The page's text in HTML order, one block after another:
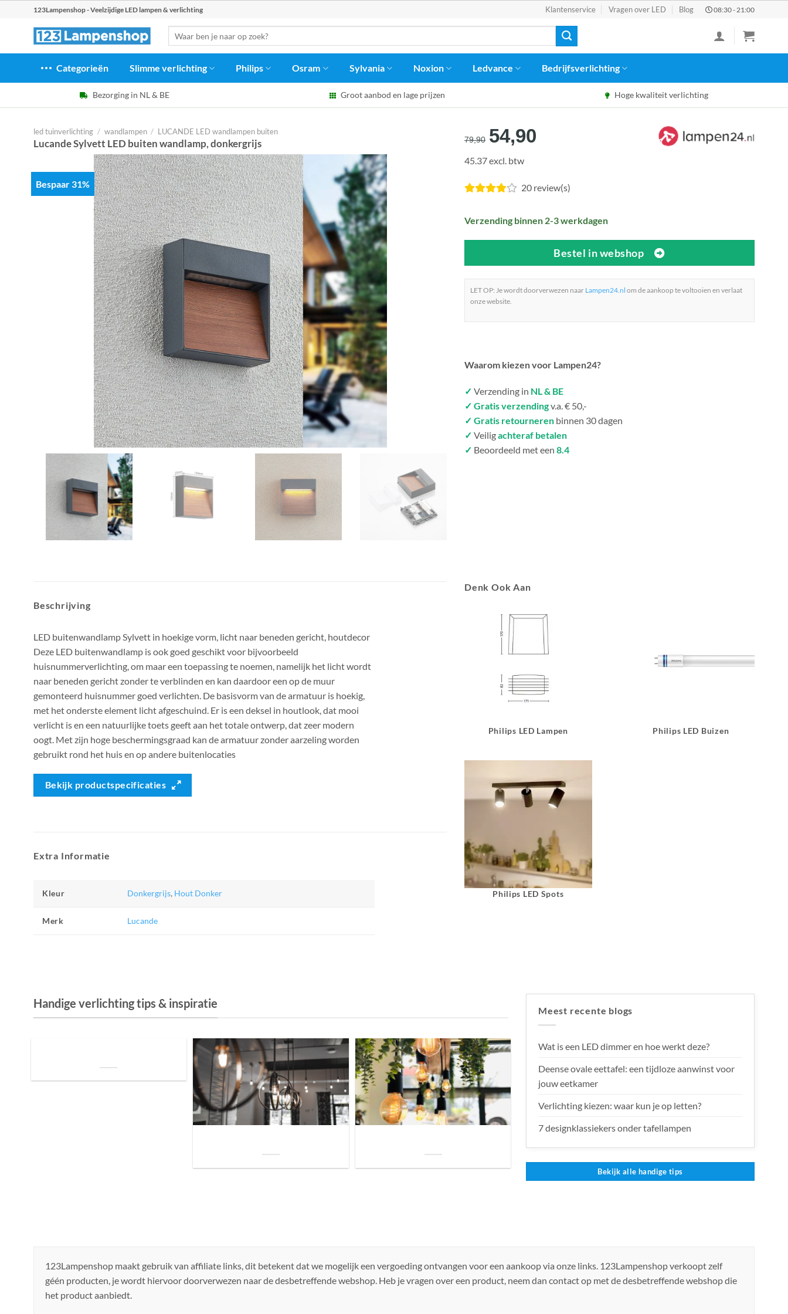
123Lampenshop - Veelzijdige LED lampen & verlichting Klantenservice Vragen over LED Blog 08:30 - 21:00
naar:
Categorieën Slimme verlichting Philips Osram Sylvania Noxion Ledvance Bedrijfsverlichting
Bezorging in NL & BE Groot aanbod en lage prijzen Hoge kwaliteit verlichting
led tuinverlichting / wandlampen / LUCANDE LED wandlampen buiten
Lucande Sylvett LED buiten wandlamp, donkergrijs
Bespaar 31%
79,90 Oorspronkelijke
prijs
€79,90.
54,90
€54,90.
45.37 excl. btw
20 review(s)
Verzending binnen 2-3 werkdagen
Bestel in webshop
LET OP: Je wordt doorverwezen naar Lampen24.nl om de aankoop te voltooien en verlaat
onze website.
Waarom kiezen voor Lampen24?
✓ Verzending in NL & BE
✓ Gratis verzendingv.a. € 50,-
✓ Gratis retourneren binnen 30 dagen
✓ Veiligachteraf betalen
✓ Beoordeeld met een 8.4
Beschrijving
LED buitenwandlamp Sylvett in hoekige vorm, licht naar beneden gericht, houtdecor
Deze LED buitenwandlamp is ook goed geschikt voor bijvoorbeeld
huisnummerverlichting, om maar een toepassing te noemen, namelijk het licht wordt
naar beneden gericht zonder te verblinden en kan daardoor een op de muur
gemonteerd huisnummer goed verlichten. De basisvorm van de armatuur is hoekig,
met het onderste element licht afgeschuind. Er is een deksel in houtlook, dat mooi
verlicht is en een natuurlijke toets geeft aan het totale ontwerp, dat zeer modern
oogt. Met zijn hoge beschermingsgraad kan de armatuur zonder aarzeling worden
gebruikt rond het huis en op andere buitenlocaties
Bekijk productspecificaties
Extra Informatie
Kleur Donkergrijs, Hout Donker
Merk Lucande
Denk Ook Aan
Philips LED Lampen Philips LED Buizen
Philips LED Spots
Handige verlichting tips & inspiratie
Meest recente blogs
Wat is een LED dimmer en hoe werkt deze?
Deense ovale eettafel: een tijdloze aanwinst voor
jouw eetkamer
Verlichting kiezen: waar kun je op letten?
7 designklassiekers onder tafellampen
Bekijk alle handige tips
123Lampenshop maakt gebruik van affiliate links, dit betekent dat we mogelijk een vergoeding ontvangen voor een aankoop via onze links. 123Lampenshop verkoopt zelf
géén producten, je wordt hiervoor doorverwezen naar de desbetreffende webshop. Heb je vragen over een product, neem dan contact op met de desbetreffende webshop die
het product aanbiedt.